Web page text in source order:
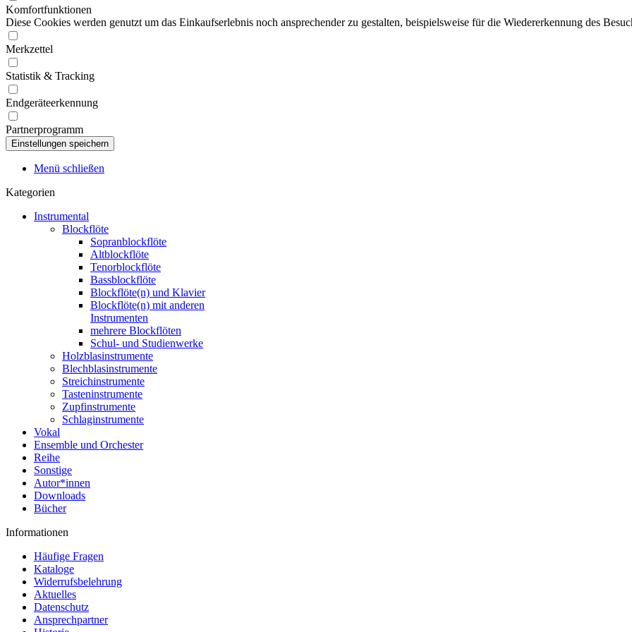
Komfortfunktionen
Diese Cookies werden genutzt um das Einkaufserlebnis noch ansprechender zu gestalten, beispielsweise für die Wiedererkennung des
Merkzettel
Statistik & Tracking
Endgeräteerkennung
Partnerprogramm
Menü schließen
Kategorien
Instrumental
Blockflöte
Sopranblockflöte
Altblockflöte
Tenorblockflöte
Bassblockflöte
Blockflöte(n) und Klavier
Blockflöte(n) mit anderen
Instrumenten
mehrere Blockflöten
Schul- und Studienwerke
Holzblasinstrumente
Blechblasinstrumente
Streichinstrumente
Tasteninstrumente
Zupfinstrumente
Schlaginstrumente
Vokal
Ensemble und Orchester
Reihe
Sonstige
Autor*innen
Downloads
Bücher
Informationen
Häufige Fragen
Kataloge
Widerrufsbelehrung
Aktuelles
Datenschutz
Ansprechpartner